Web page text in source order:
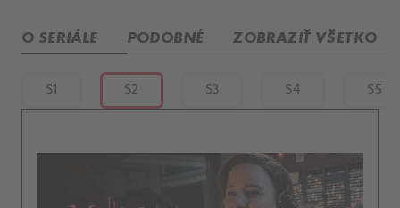
O SERIÁLE PODOBNÉ ZOBRAZIŤ VŠETKO
S1 S2 S3 S4 S5